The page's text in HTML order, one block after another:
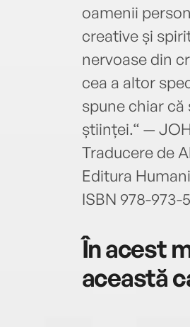
oamenii
creative și
nervoase din
cea a altor
spune chiar
științei.“ —
Traducere de
Editura
ISBN 978-973-
În acest
această